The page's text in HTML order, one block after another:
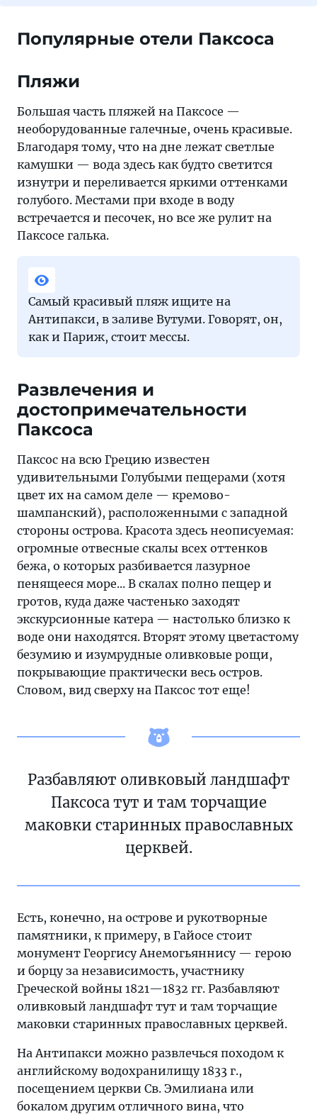
Популярные отели Паксоса
Пляжи
Большая часть пляжей на Паксосе —
необорудованные галечные, очень красивые.
Благодаря тому, что на дне лежат светлые
камушки — вода здесь как будто светится
изнутри и переливается яркими оттенками
голубого. Местами при входе в воду
встречается и песочек, но все же рулит на
Паксосе галька.
Самый красивый пляж ищите на
Антипакси, в заливе Вутуми. Говорят, он,
как и Париж, стоит мессы.
Развлечения и
достопримечательности
Паксоса
Паксос на всю Грецию известен
удивительными Голубыми пещерами (хотя
цвет их на самом деле — кремово-
шампанский), расположенными с западной
стороны острова. Красота здесь неописуемая:
огромные отвесные скалы всех оттенков
бежа, о которых разбивается лазурное
пенящееся море... В скалах полно пещер и
гротов, куда даже частенько заходят
экскурсионные катера — настолько близко к
воде они находятся. Вторят этому цветастому
безумию и изумрудные оливковые рощи,
покрывающие практически весь остров.
Словом, вид сверху на Паксос тот еще!
Разбавляют оливковый ландшафт
Паксоса тут и там торчащие
маковки старинных православных
церквей.
Есть, конечно, на острове и рукотворные
памятники, к примеру, в Гайосе стоит
монумент Георгису Анемогьяннису — герою
и борцу за независимость, участнику
Греческой войны 1821—1832 гг. Разбавляют
оливковый ландшафт тут и там торчащие
маковки старинных православных церквей.
На Антипакси можно развлечься походом к
английскому водохранилищу 1833 г.,
посещением церкви Св. Эмилиана или
бокалом другим отличного вина, что